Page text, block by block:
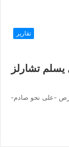
تقارير
يسلم تشارلز
“اتهم” مفتي قبرص -على نحو صادم-